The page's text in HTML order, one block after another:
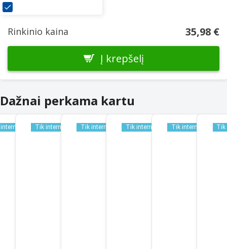
Rinkinio kaina
35,98 €
Į krepšelį
Dažnai perkama kartu
Tik internetu Tik internetu Tik internetu Tik internetu Tik